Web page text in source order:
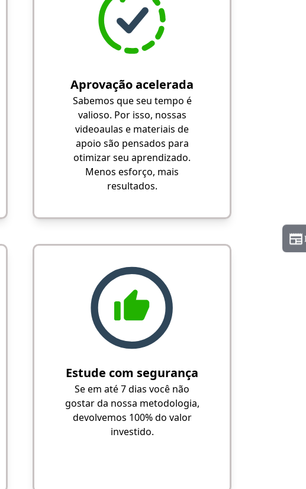
Aprovação acelerada
Sabemos que seu tempo é
valioso. Por isso, nossas
videoaulas e materiais de
apoio são pensados para
otimizar seu aprendizado.
Menos esforço, mais
resultados.
Estude com segurança
Se em até 7 dias você não
gostar da nossa metodologia,
devolvemos 100% do valor
investido.